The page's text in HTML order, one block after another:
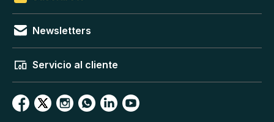
Newsletters
Servicio al cliente